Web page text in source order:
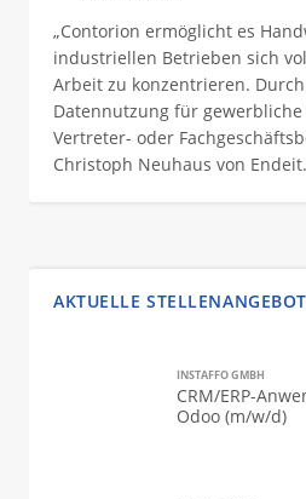
„Contorion ermöglicht es
industriellen Betrieben sich
Arbeit zu konzentrieren.
Datennutzung für
Vertreter- oder
Christoph Neuhaus von Endeit.
AKTUELLE
INSTAFFO GMBH
CRM/ERP-
Odoo (m/w/d)